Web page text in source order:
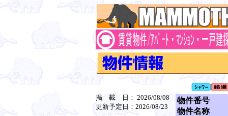
掲 載 日： 2026/08/08
更新予定日：2026/08/23
物件番号
物件名称